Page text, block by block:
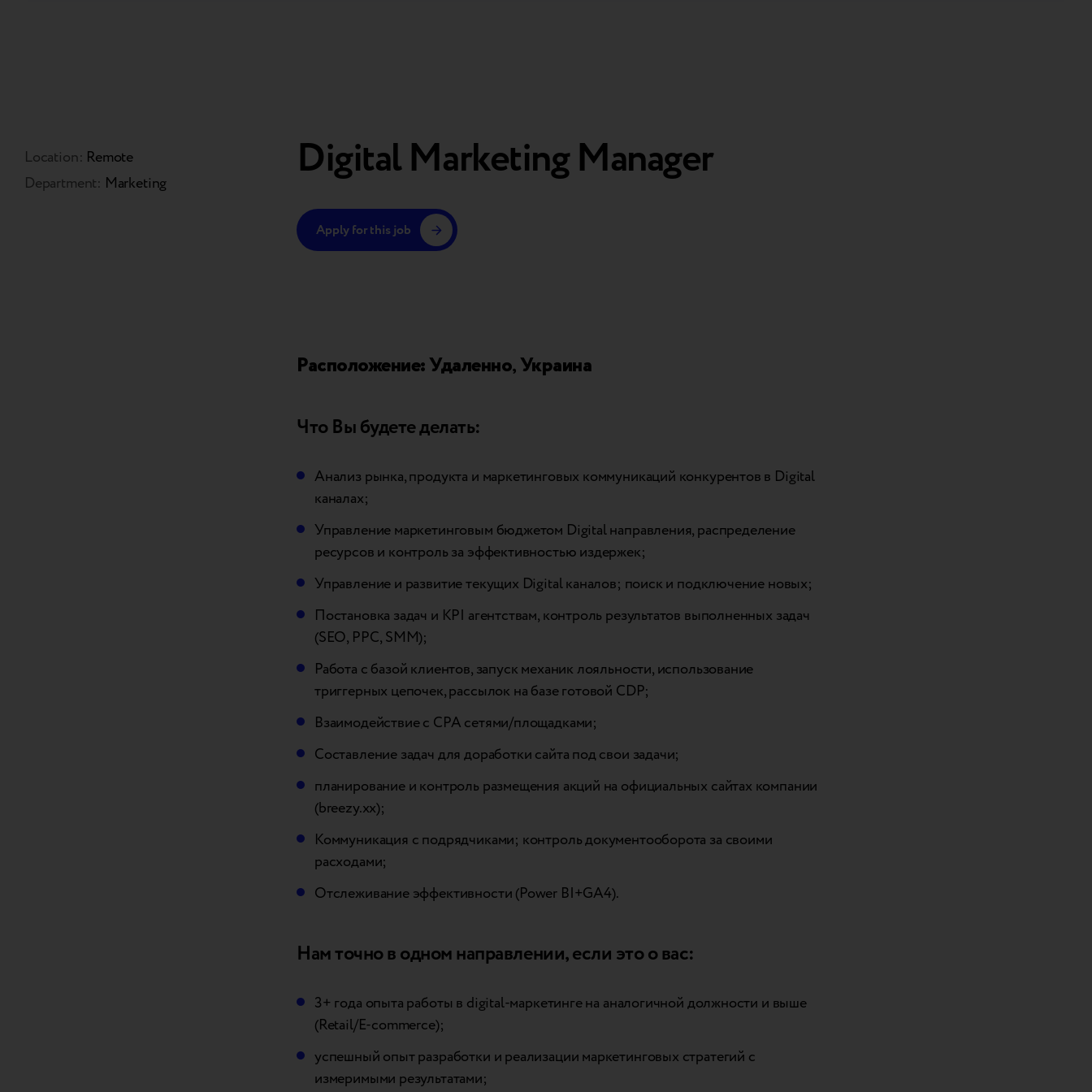
Location: Remote
Department: Marketing Digital Marketing Manager
Apply for this job
Расположение: Удаленно,Украина
Что Вы будете делать:
Анализ рынка, продукта и маркетинговых коммуникаций конкурентов в Digital
каналах;
Управление маркетинговым бюджетом Digital направления, распределение
ресурсов и контроль за эффективностью издержек;
Управление и развитие текущих Digital каналов; поиск и подключение новых;
Постановка задач и KPI агентствам, контроль результатов выполненных задач
(SEO, PPC, SMM);
Работа с базой клиентов, запуск механик лояльности, использование
триггерных цепочек, рассылок на базе готовой CDP;
Взаимодействие с CPA сетями/площадками;
Составление задач для доработки сайта под свои задачи;
планирование и контроль размещения акций на официальных сайтах компании
(breezy.xx);
Коммуникация с подрядчиками; контроль документооборота за своими
расходами;
Отслеживание эффективности (Power BI+GA4).
Нам точно в одном направлении, если это о вас:
3+ года опыта работы в digital-маркетинге на аналогичной должности и выше
(Retail/E-commerce);
успешный опыт разработки и реализации маркетинговых стратегий с
измеримыми результатами;